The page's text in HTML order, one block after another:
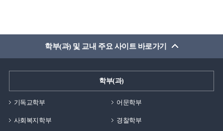
학부(과) 및 교내 주요 사이트 바로가기
학부(과)
기독교학부 어문학부
사회복지학부 경찰학부